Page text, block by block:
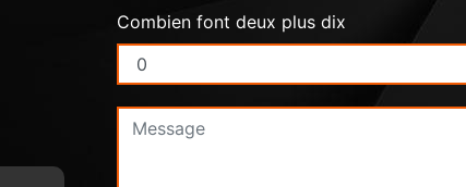
Combien font deux plus dix